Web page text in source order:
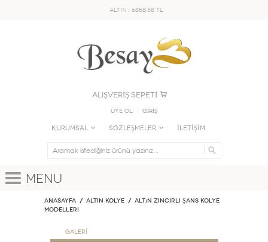
ALTIN : 6858.58 TL
ALIŞVERİŞ SEPETİ
Üye Ol GİRİŞ
KURUMSAL SÖZLEŞMELER İLETİŞİM
Menu
Anasayfa ALTIN KOLYE
Altın Zincirli Şans Kolye
Modelleri
GALERİ